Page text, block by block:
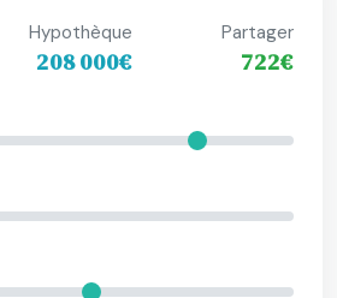
Hypothèque
208 000€
Partager
722€